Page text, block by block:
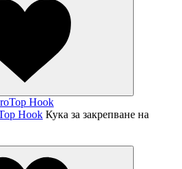
Hook Кука за закрепване на